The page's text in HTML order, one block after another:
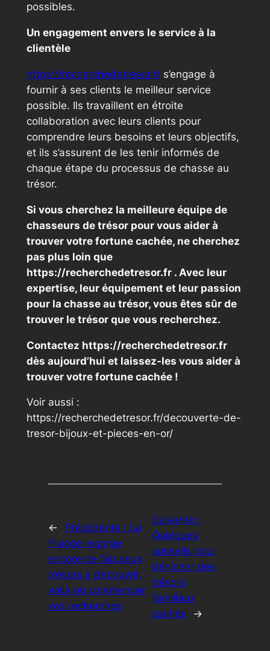
possibles.
Un engagement envers le service à la
clientèle
https://recherchedetresor.frs’engage à
fournir à ses clients le meilleur service
possible. Ils travaillent en étroite
collaboration avec leurs clients pour
comprendre leurs besoins et leurs objectifs,
et ils s’assurent de les tenir informés de
chaque étape du processus de chasse au
trésor.
Si vous cherchez la meilleure équipe de
chasseurs de trésor pour vous aider à
trouver votre fortune cachée, ne cherchez
pas plus loin que
https://recherchedetresor.fr . Avec leur
expertise, leur équipement et leur passion
pour la chasse au trésor, vous êtes sûr de
trouver le trésor que vous recherchez.
Contactez https://recherchedetresor.fr
dès aujourd’hui et laissez-les vous aider à
trouver votre fortune cachée !
Voir aussi :
https://recherchedetresor.fr/decouverte-de-
tresor-bijoux-et-pieces-en-or/
← Précédente : La
France regorge
encore de fabuleux
trésors à découvrir,
voilà où commencer
vos recherches
Suivante :
Quelques
conseils pour
dénicher des
trésors
familiaux
cachés
→